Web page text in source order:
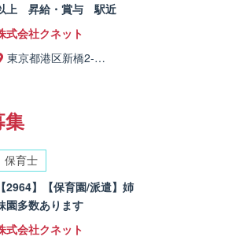
上 昇給・賞与 駅近
式会社クネット
東京都港区新橋2-…
集
保育士
【2964】【保育園/派遣】姉
園多数あります
式会社クネット